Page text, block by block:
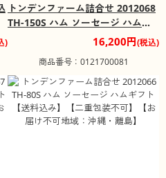
)
トンデンファーム詰合せ 2012068
TH-150S ハム ソーセージ ハムギ
フト【送料込み】【二重包装不
可】【お届け不可地域：沖縄・離
16,200円(税込)
商品番号：0121700081